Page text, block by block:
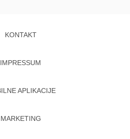
KONTAKT
IMPRESSUM
APLIKACIJE
MARKETING